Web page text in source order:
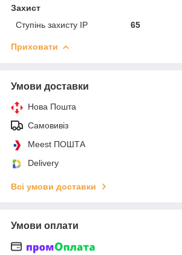
Захист
Ступінь захисту IP
65
Приховати
Умови доставки
Нова Пошта
Самовивіз
Meest ПОШТА
Delivery
Всі умови доставки
Умови оплати